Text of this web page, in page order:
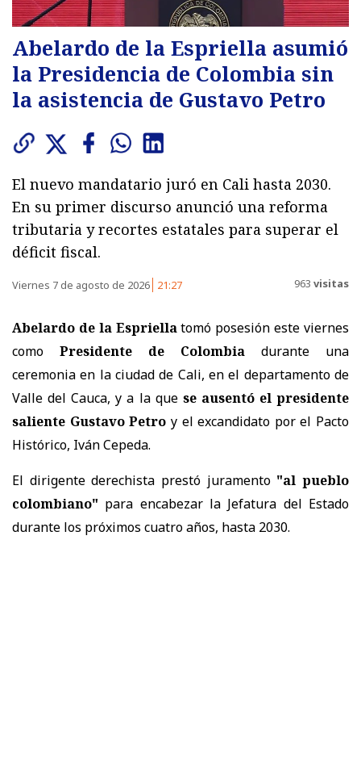
Abelardo de la Espriella asumió
la Presidencia de Colombia sin
la asistencia de Gustavo Petro
El nuevo mandatario juró en Cali hasta 2030.
En su primer discurso anunció una reforma
tributaria y recortes estatales para superar el
déficit fiscal.
Viernes 7 de agosto de 2026 21:27 963 visitas
Abelardo de la Espriellatomó posesión este viernes
como Presidente de Colombia durante una
ceremonia en la ciudad de Cali, en el departamento de
Valle del Cauca, y a la que se ausentó el presidente
saliente Gustavo Petro y el excandidato por el Pacto
Histórico, Iván Cepeda.
El dirigente derechista prestó juramento "al pueblo
colombiano" para encabezar la Jefatura del Estado
durante los próximos cuatro años, hasta 2030.